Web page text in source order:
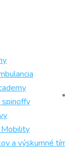
a výskumné